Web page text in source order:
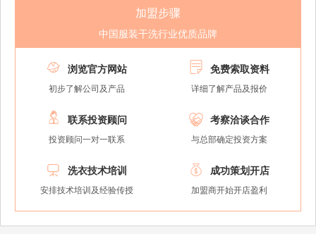
加盟步骤
中国服装干洗行业优质品牌
 浏览官方网站
初步了解公司及产品
 免费索取资料
详细了解产品及报价
 联系投资顾问
投资顾问一对一联系
 考察洽谈合作
与总部确定投资方案
 洗衣技术培训
安排技术培训及经验传授
 成功策划开店
加盟商开始开店盈利